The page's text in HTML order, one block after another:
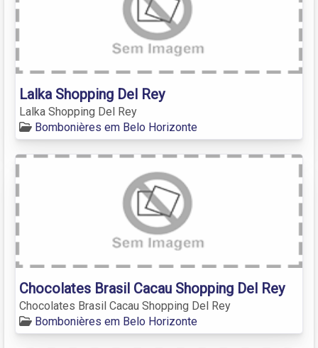
Lalka Shopping Del Rey
Lalka Shopping Del Rey
Bombonières em Belo Horizonte
Chocolates Brasil Cacau Shopping Del Rey
Chocolates Brasil Cacau Shopping Del Rey
Bombonières em Belo Horizonte